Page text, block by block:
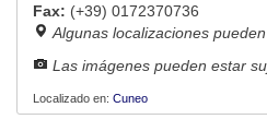
Fax: (+39) 0172370736
Algunas localizaciones
Las imágenes pueden estar
Localizado en: Cuneo